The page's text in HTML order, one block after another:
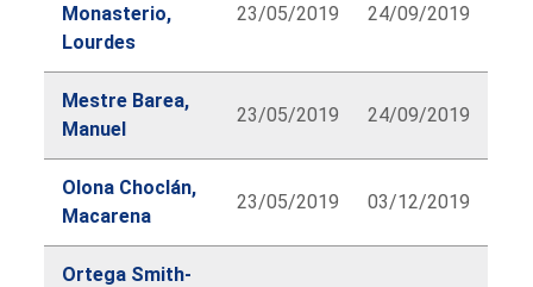
Monasterio,
Lourdes
23/05/2019 24/09/2019
Mestre Barea,
Manuel
23/05/2019 24/09/2019
Olona Choclán,
Macarena
23/05/2019 03/12/2019
Ortega Smith-